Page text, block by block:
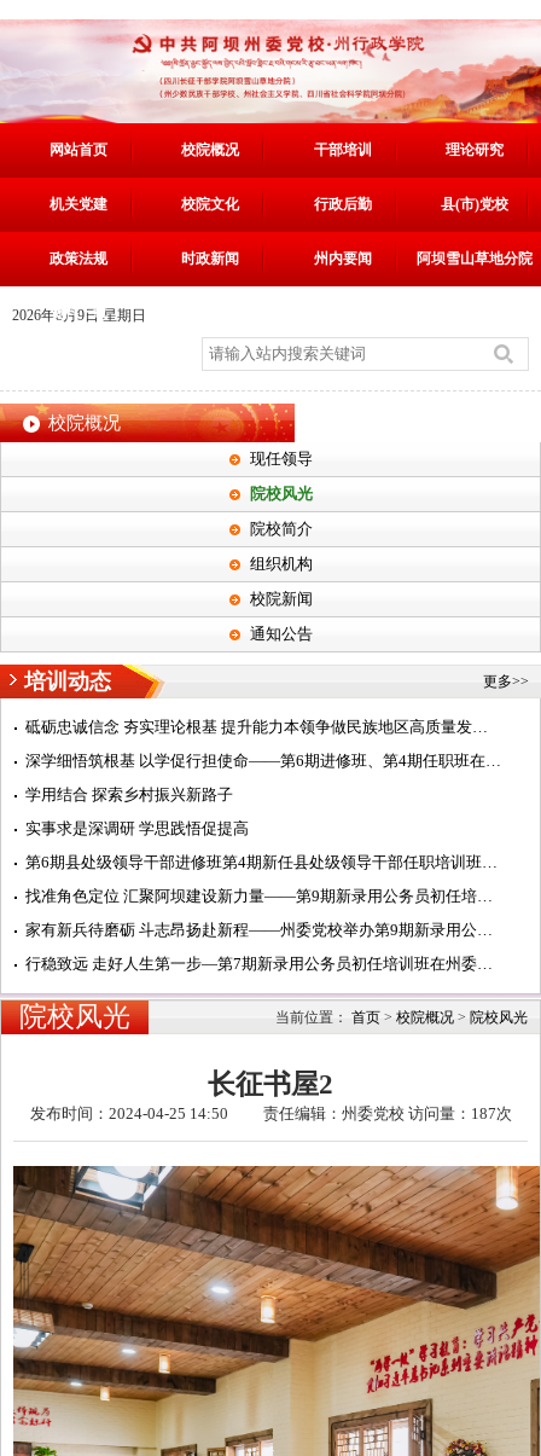
网站首页 校院概况 干部培训 理论研究
机关党建 校院文化 行政后勤 县(市)党校
政策法规 时政新闻 州内要闻 阿坝雪山草地分院
资料下载
2026年8月9日 星期日
校院概况
现任领导
院校风光
院校简介
组织机构
校院新闻
通知公告
更多>>
培训动态
学用结合 探索乡村振兴新路子
实事求是深调研 学思践悟促提高
院校风光 当前位置： 首页 > 校院概况 > 院校风光
长征书屋2
发布时间：2024-04-25 14:50 责任编辑：州委党校 访问量： 187次